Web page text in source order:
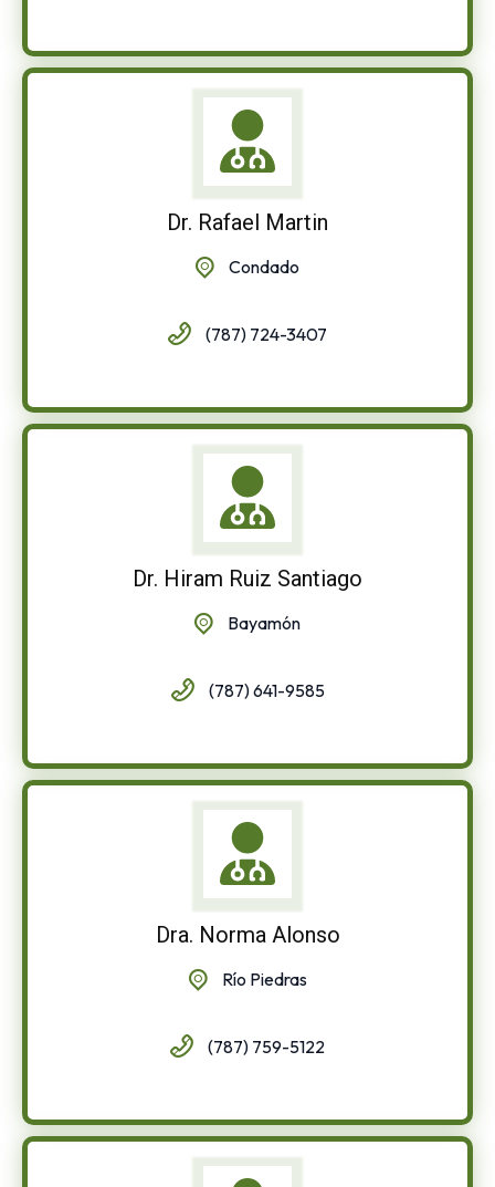
Dr. Rafael Martin
Condado
(787) 724-3407
Dr. Hiram Ruiz Santiago
Bayamón
(787) 641-9585
Dra. Norma Alonso
Río Piedras
(787) 759-5122